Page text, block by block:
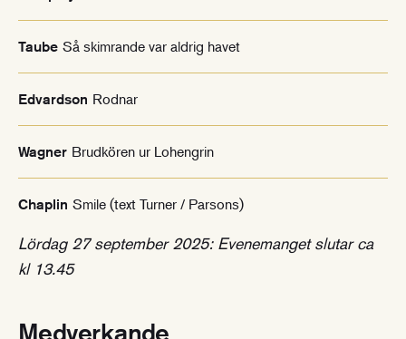
Taube Så skimrande var aldrig havet
Edvardson Rodnar
Wagner Brudkören ur Lohengrin
Chaplin Smile (text Turner / Parsons)
Lördag 27 september 2025: Evenemanget slutar ca
kl 13.45
Medverkande